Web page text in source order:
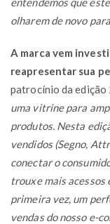
olharem de novo
A marca vem
reapresentar sua
patrocínio da edição
uma vitrine para
produtos. Nesta
vendidos (Segno,
conectar o
trouxe mais acessos
primeira vez, um
vendas do nosso e-